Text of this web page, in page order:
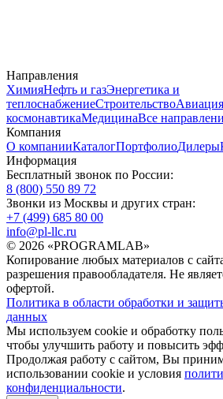
Направления
ХимияНефть и газЭнергетика и
теплоснабжениеСтроительство
космонавтикаМедицинаВсе
Компания
О компанииКаталогПортфолиоДилеры
Информация
Бесплатный звонок по России:
8 (800) 550 89 72
Звонки из Москвы и других стран:
+7 (499) 685 80 00
info@pl-llc.ru
© 2026 «PROGRAMLAB»
Копирование любых материалов с
разрешения правообладателя. Не
офертой.
Политика в области обработки и
данных
Мы используем cookie и обработку
чтобы улучшить работу и повысить
Продолжая работу с сайтом, Вы
использовании cookie и условия
конфиденциальности.